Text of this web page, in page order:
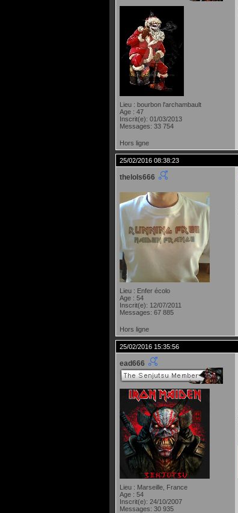
Lieu : bourbon l'archambault
Age : 47
Inscrit(e): 01/03/2013
Messages: 33 754
Hors ligne
25/02/2016 08:38:23
thelols666
Lieu : Enfer écolo
Age : 54
Inscrit(e): 12/07/2011
Messages: 67 885
Hors ligne
25/02/2016 15:35:56
ead666
Lieu : Marseille, France
Age : 54
Inscrit(e): 24/10/2007
Messages: 30 935